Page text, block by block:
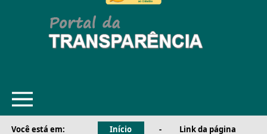
Você está em: Início - Link da página